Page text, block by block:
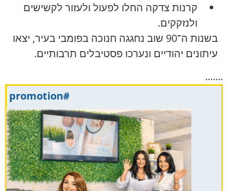
קרנות צדקה החלו לפעול ולעזור לקשישים
ולנזקקים.
בשנות ה־90 שוב נחגגה חנוכה בפומבי בעיר, יצאו
עיתונים יהודיים ונערכו פסטיבלים תרבותיים.
.......
#promotion